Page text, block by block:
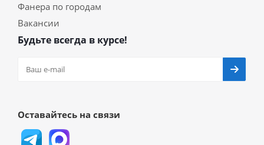
Фанера по городам
Вакансии
Будьте всегда в курсе!
Оставайтесь на связи